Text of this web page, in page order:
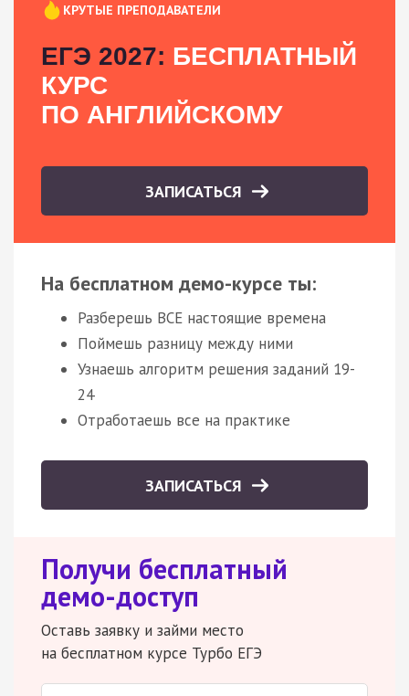
КРУТЫЕ ПРЕПОДАВАТЕЛИ
ЕГЭ 2027: БЕСПЛАТНЫЙ
КУРС
ПО АНГЛИЙСКОМУ
ЗАПИСАТЬСЯ
На бесплатном демо-курсе ты:
Разберешь ВСЕ настоящие времена
Поймешь разницу между ними
Узнаешь алгоритм решения заданий 19-
24
Отработаешь все на практике
ЗАПИСАТЬСЯ
Получи бесплатный
демо-доступ
Оставь заявку и займи место
на бесплатном курсе Турбо ЕГЭ